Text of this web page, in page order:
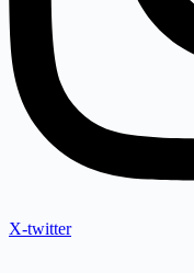
X-twitter